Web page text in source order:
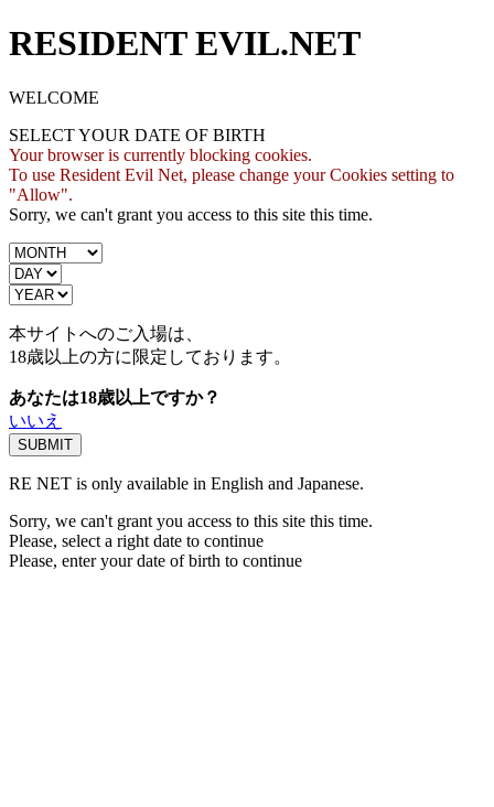
RESIDENT EVIL.NET
WELCOME
SELECT YOUR DATE OF BIRTH
Your browser is currently blocking cookies.
To use Resident Evil Net, please change your Cookies setting to
"Allow".
Sorry, we can't grant you access to this site this time.
本サイトへのご入場は、
18歳以上の方に限定しております。
あなたは18歳以上ですか？
いいえ
RE NET is only available in English and Japanese.
Sorry, we can't grant you access to this site this time.
Please, select a right date to continue
Please, enter your date of birth to continue